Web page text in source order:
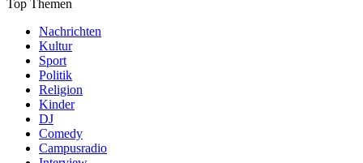
Top Themen
Nachrichten
Kultur
Sport
Politik
Religion
Kinder
DJ
Comedy
Campusradio